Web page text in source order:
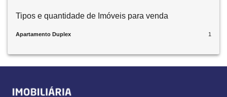
Tipos e quantidade de Imóveis para venda
Apartamento Duplex 1